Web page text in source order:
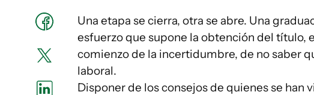
Una etapa se cierra, otra se abre. Una
esfuerzo que supone la obtención del título,
comienzo de la incertidumbre, de no saber
laboral.
Disponer de los consejos de quienes se han